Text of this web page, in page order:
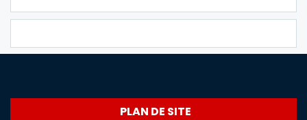
PLAN DE SITE